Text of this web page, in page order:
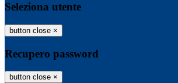
Seleziona utente
button close ×
Recupero password
button close ×